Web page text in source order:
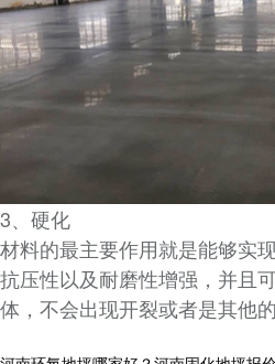
3、硬化
材料的最主要作用就是能够实
抗压性以及耐磨性增强，并且
体，不会出现开裂或者是其他的